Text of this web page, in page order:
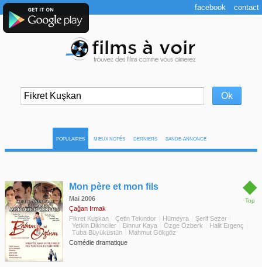
POPULAIRES MIEUX NOTÉS DERNIERS BANDE-ANNONCE
◆
Top
Mon père et mon fils
Mai 2006
Çağan Irmak
Fikret Kuşkan
Çetin Tekindor Hümeyra
Şerif Sezer
Yetkin Dikinciler
Binnur Kaya Özge Özberk
Halit Ergenç
Tuba Büyüküstün
Mahmut Gökgöz
Comédie dramatique
facebook contact